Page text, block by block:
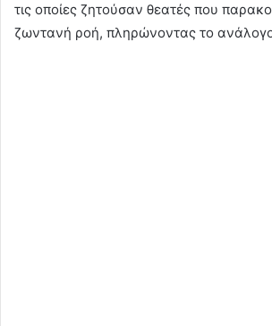
τις οποίες ζητούσαν θεατές που
ζωντανή ροή, πληρώνοντας το